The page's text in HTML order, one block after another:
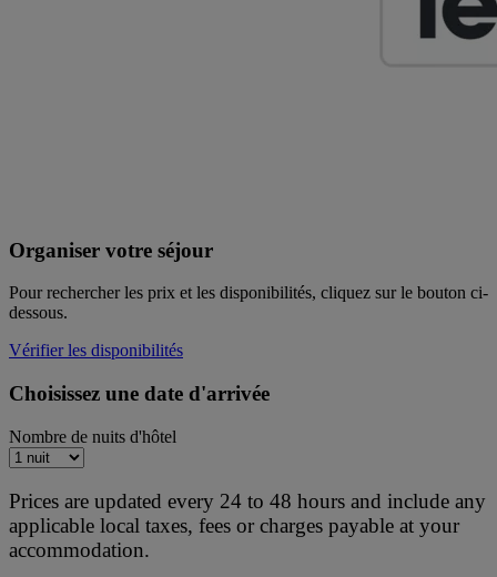
Organiser votre séjour
Pour rechercher les prix et les disponibilités, cliquez sur le bouton ci-
dessous.
Vérifier les disponibilités
Choisissez une date d'arrivée
Nombre de nuits d'hôtel
Prices are updated every 24 to 48 hours and include any
applicable local taxes, fees or charges payable at your
accommodation.